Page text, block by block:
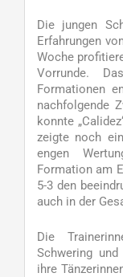
Die jungen
Erfahrungen
Woche
Vorrunde.
Formationen
nachfolgende
konnte
zeigte noch
engen
Formation am
5-3 den
auch in der
Die
Schwering
ihre